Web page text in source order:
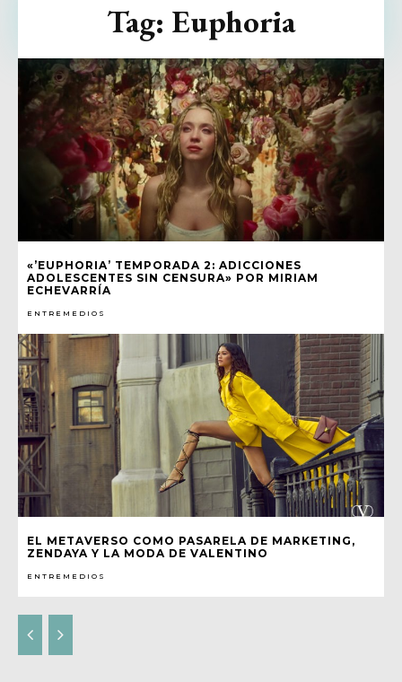
«’EUPHORIA’ TEMPORADA 2: ADICCIONES
ADOLESCENTES SIN CENSURA» POR MIRIAM
ECHEVARRÍA
ENTREMEDIOS
EL METAVERSO COMO PASARELA DE MARKETING,
ZENDAYA Y LA MODA DE VALENTINO
ENTREMEDIOS
Tag: Euphoria